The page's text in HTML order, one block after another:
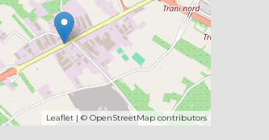
Leaflet| © OpenStreetMapcontributors